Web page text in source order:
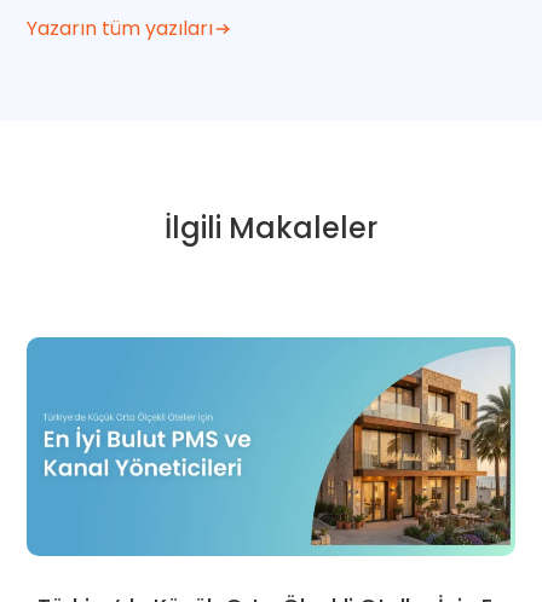
Yazarın tüm yazıları
İlgili Makaleler